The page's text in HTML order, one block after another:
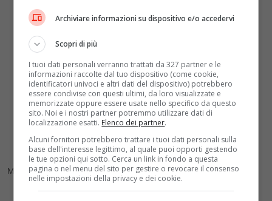
Marcello Geppetti
Archiviare informazioni su dispositivo e/o accedervi
Scopri di più
I tuoi dati personali verranno trattati da 327 partner e le
informazioni raccolte dal tuo dispositivo (come cookie,
identificatori univoci e altri dati del dispositivo) potrebbero
essere condivise con questi ultimi, da loro visualizzate e
memorizzate oppure essere usate nello specifico da questo
sito. Noi e i nostri partner potremmo utilizzare dati di
localizzazione esatti. Elenco dei partner.
Alcuni fornitori potrebbero trattare i tuoi dati personali sulla
base dell'interesse legittimo, al quale puoi opporti gestendo
le tue opzioni qui sotto. Cerca un link in fondo a questa
pagina o nel menu del sito per gestire o revocare il consenso
nelle impostazioni della privacy e dei cookie.